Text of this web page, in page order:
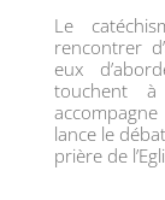
Le
rencontrer
eux
touchent
lance le
prière de